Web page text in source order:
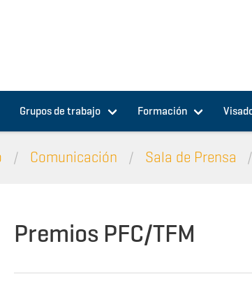
Grupos de trabajo Formación
Comunicación Sala de Prensa
Premios PFC/TFM